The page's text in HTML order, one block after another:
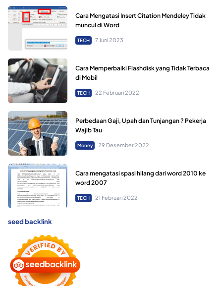
Cara Mengatasi Insert Citation Mendeley Tidak
muncul di Word
TECH 7 Juni 2023
Cara Memperbaiki Flashdisk yang Tidak Terbaca
di Mobil
TECH 22 Februari 2022
Perbedaan Gaji, Upah dan Tunjangan ? Pekerja
Wajib Tau
Money 29 Desember 2022
Cara mengatasi spasi hilang dari word 2010 ke
word 2007
TECH 21 Februari 2022
seed backlink